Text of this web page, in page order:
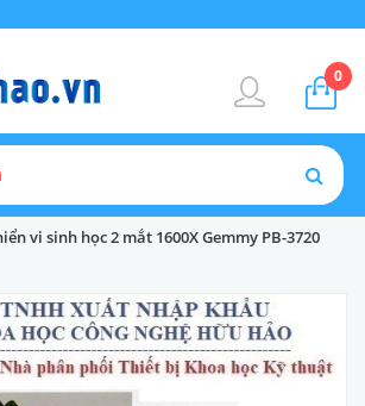
0
vi sinh học 2 mắt 1600X Gemmy PB-3720